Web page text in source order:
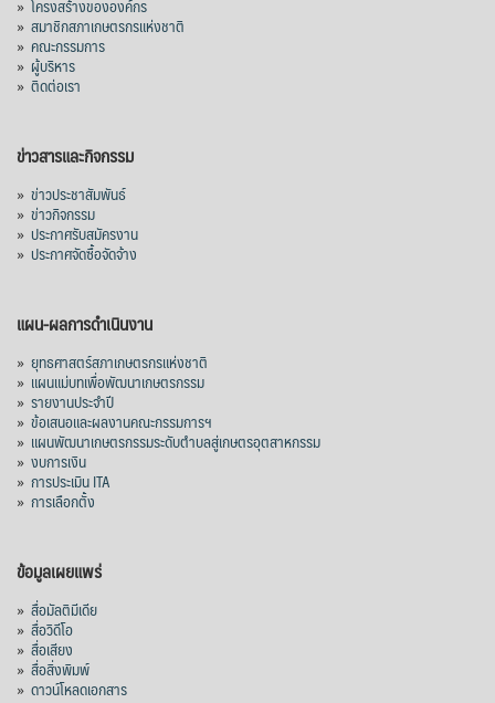
» โครงสร้างขององค์กร
» สมาชิกสภาเกษตรกรแห่งชาติ
» คณะกรรมการ
» ผู้บริหาร
» ติดต่อเรา
ข่าวสารและกิจกรรม
» ข่าวประชาสัมพันธ์
» ข่าวกิจกรรม
» ประกาศรับสมัครงาน
» ประกาศจัดซื้อจัดจ้าง
แผน-ผลการดำเนินงาน
» ยุทธศาสตร์สภาเกษตรกรแห่งชาติ
» แผนแม่บทเพื่อพัฒนาเกษตรกรรม
» รายงานประจำปี
» ข้อเสนอและผลงานคณะกรรมการฯ
» แผนพัฒนาเกษตรกรรมระดับตำบลสู่เกษตรอุตสาหกรรม
» งบการเงิน
» การประเมิน ITA
» การเลือกตั้ง
ข้อมูลเผยแพร่
» สื่อมัลติมีเดีย
» สื่อวิดีโอ
» สื่อเสียง
» สื่อสิ่งพิมพ์
» ดาวน์โหลดเอกสาร